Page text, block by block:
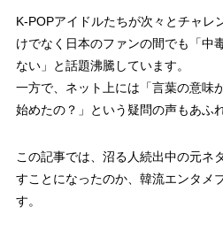
K-POPアイドルたちが次々とチャレ
けでなく日本のファンの間でも「中
ない」と話題沸騰しています。
一方で、ネット上には「言葉の意味
始めたの？」という疑問の声もあふ
この記事では、沼る人続出中の元ネ
すことになったのか、韓流エンタメ
す。